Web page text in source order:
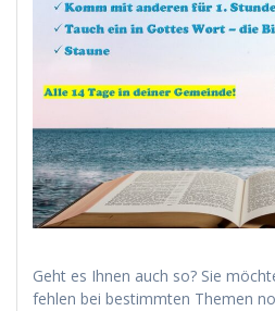
Geht es Ihnen auch so? Sie
fehlen bei bestimmten Themen